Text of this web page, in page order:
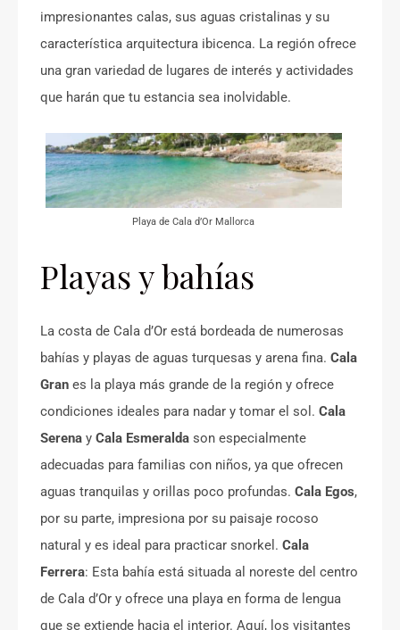
impresionantes calas, sus aguas cristalinas y su
característica arquitectura ibicenca. La región ofrece
una gran variedad de lugares de interés y actividades
que harán que tu estancia sea inolvidable.
Playa de Cala d’Or Mallorca
Playas y bahías
La costa de Cala d’Or está bordeada de numerosas
bahías y playas de aguas turquesas y arena fina. Cala
Gran es la playa más grande de la región y ofrece
condiciones ideales para nadar y tomar el sol. Cala
Serena y Cala Esmeralda son especialmente
adecuadas para familias con niños, ya que ofrecen
aguas tranquilas y orillas poco profundas. Cala Egos,
por su parte, impresiona por su paisaje rocoso
natural y es ideal para practicar snorkel. Cala
Ferrera: Esta bahía está situada al noreste del centro
de Cala d’Or y ofrece una playa en forma de lengua
que se extiende hacia el interior. Aquí, los visitantes